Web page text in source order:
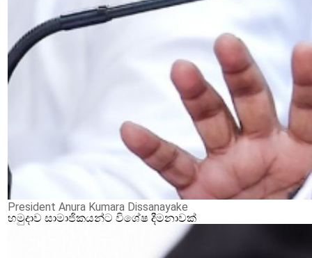
President Anura Kumara Dissanayake
හමුදාව සාමාජිකයන්ට විශේෂ දීමනාවක්